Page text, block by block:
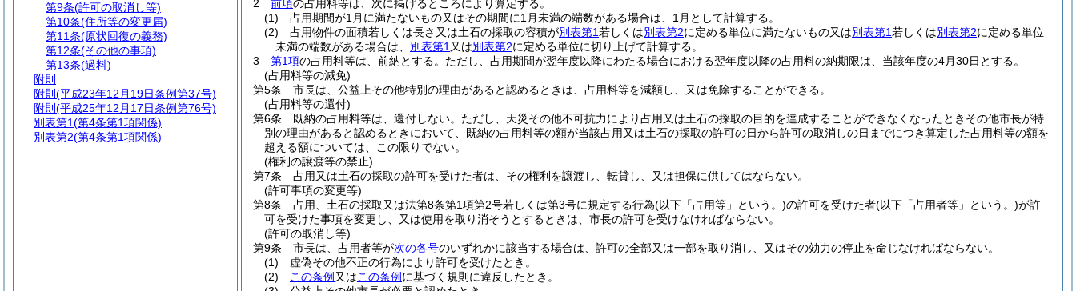
2
前項の占用料等は、次に掲げるところにより算定する。
(1)
占用期間が1月に満たないもの又はその期間に1月未満の端数がある場合は、1月として計算する。
(2)
占用物件の面積若しくは長さ又は土石の採取の容積が別表第1若しくは別表第2に定める単位に満たないもの又は別表第1若しくは別表第2に定める単位
未満の端数がある場合は、 別表第1 又は別表第2に定める単位に切り上げて計算する。
3
第1項の占用料等は、前納とする。 ただし、占用期間が翌年度以降にわたる場合における翌年度以降の占用料の納期限は、当該年度の4月30日とする。
(占用料等の減免)
第5条
市長は、公益上その他特別の理由があると認めるときは、占用料等を減額し、又は免除することができる。
(占用料等の還付)
第6条
既納の占用料等は、還付しない。 ただし、天災その他不可抗力により占用又は土石の採取の目的を達成することができなくなったときその他市長が特
別の理由があると認めるときにおいて、既納の占用料等の額が当該占用又は土石の採取の許可の日から許可の取消しの日までにつき算定した占用料等の額を
超える額については、この限りでない。
(権利の譲渡等の禁止)
第7条
占用又は土石の採取の許可を受けた者は、その権利を譲渡し、転貸し、又は担保に供してはならない。
(許可事項の変更等)
第8条
占用、土石の採取又は法第8条第1項第2号若しくは第3号に規定する行為(以下「占用等」という。)の許可を受けた者(以下「占用者等」という。)が許
可を受けた事項を変更し、又は使用を取り消そうとするときは、市長の許可を受けなければならない。
(許可の取消し等)
第9条
市長は、占用者等が次の各号のいずれかに該当する場合は、許可の全部又は一部を取り消し、又はその効力の停止を命じなければならない。
(1)
虚偽その他不正の行為により許可を受けたとき。
(2)
この条例 又はこの条例 に基づく規則に違反したとき。
第9条(許可の取消し等)
第10条(住所等の変更届)
第11条(原状回復の義務)
第12条(その他の事項)
第13条(過料)
附則
附則 (平成23年12月19日条例第37号)
附則 (平成25年12月17日条例第76号)
別表第1(第4条第1項関係)
別表第2(第4条第1項関係)